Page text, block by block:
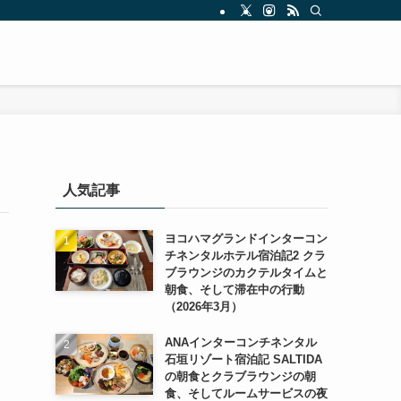
人気記事
ヨコハマグランドインターコン
チネンタルホテル宿泊記2 クラ
ブラウンジのカクテルタイムと
朝食、そして滞在中の行動
（2026年3月）
ANAインターコンチネンタル
石垣リゾート宿泊記 SALTIDA
の朝食とクラブラウンジの朝
食、そしてルームサービスの夜